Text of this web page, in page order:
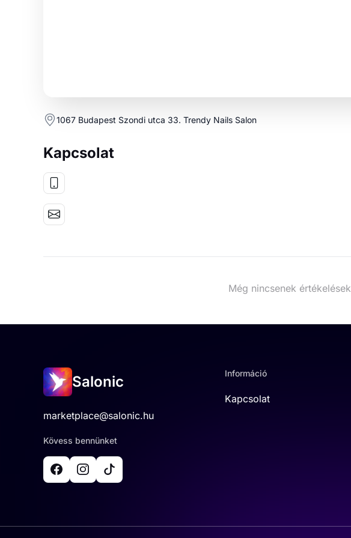
1067 Budapest Szondi utca 33. Trendy Nails Salon
Kapcsolat
Még nincsenek értékelések
Salonic
marketplace@salonic.hu
Kövess bennünket
Információ
Kapcsolat